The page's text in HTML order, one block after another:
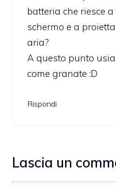
batteria che riesce
schermo e a
aria?
A questo punto
come granate :D
Rispondi
Lascia un